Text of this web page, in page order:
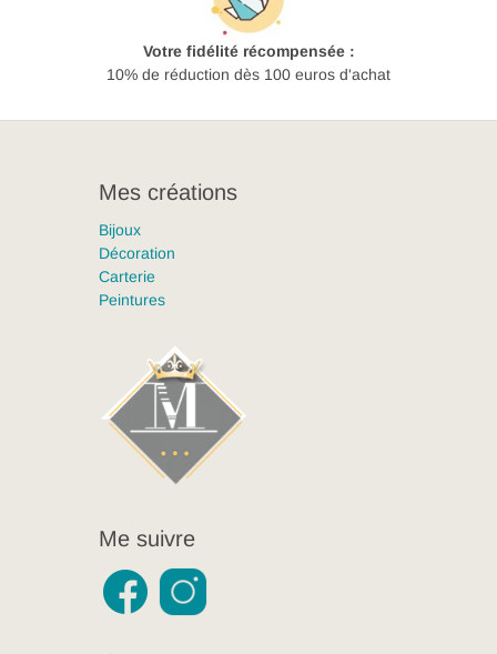
Votre fidélité récompensée :
10% de réduction dès 100 euros d'achat
Mes créations
Bijoux
Décoration
Carterie
Peintures
Me suivre